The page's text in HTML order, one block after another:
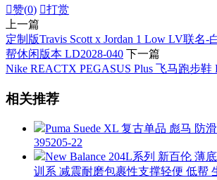
赞(0) 打赏
上一篇
定制版Travis Scott x Jordan 1 Low LV联名-
帮休闲版本 LD2028-040 下一篇
Nike REACTX PEGASUS Plus 飞马跑步鞋
相关推荐
Puma Suede XL 复古单品 彪马 防
395205-22
New Balance 204L系列 新百伦 薄
训系 减震耐磨包裹性支撑轻便 低帮